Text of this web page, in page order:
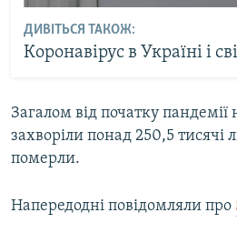
ДИВІТЬСЯ ТАКОЖ:
Коронавірус в Україні і
Загалом від початку пандемії
захворіли понад 250,5 тисячі
померли.
Напередодні повідомляли про